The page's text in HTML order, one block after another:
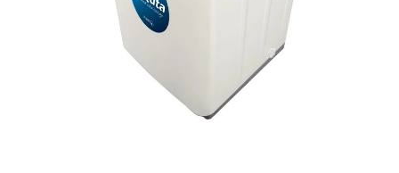
Electrodomésticos